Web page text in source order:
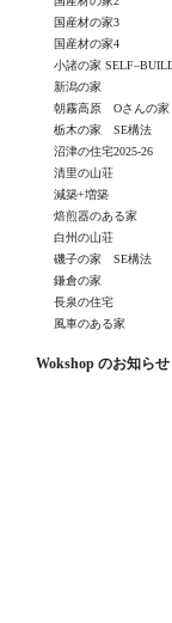
国産材の家3
国産材の家4
小諸の家
新潟の家
朝霧高原 Oさんの家
栃木の家 SE構法
沼津の住宅2025-26
清里の山荘
減築+増築
焙煎器のある家
白州の山荘
磯子の家 SE構法
鎌倉の家
長泉の住宅
風車のある家
Wokshop のお知らせ